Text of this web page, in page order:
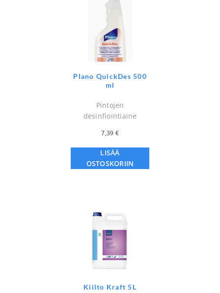
Plano QuickDes 500
ml
Pintojen
desinfiointiaine
7,39 €
LISÄÄ
OSTOSKORIIN
Kiilto Kraft 5L